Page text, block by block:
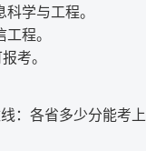
学与工程。
程。
考。
：各省多少分能考上